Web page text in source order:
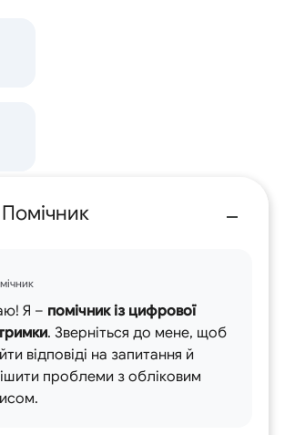
Помічник
Я – помічник із цифрової
. Зверніться до мене, щоб
відповіді на запитання й
проблеми з обліковим